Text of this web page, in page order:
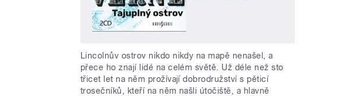
Lincolnův ostrov nikdo nikdy na mapě nenašel, a
přece ho znají lidé na celém světě. Už déle než sto
třicet let na něm prožívají dobrodružství s pěticí
trosečníků, kteří na něm našli útočiště, a hlavně